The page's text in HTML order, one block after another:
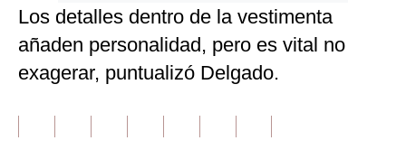
Los detalles dentro de la vestimenta
añaden personalidad, pero es vital no
exagerar, puntualizó Delgado.